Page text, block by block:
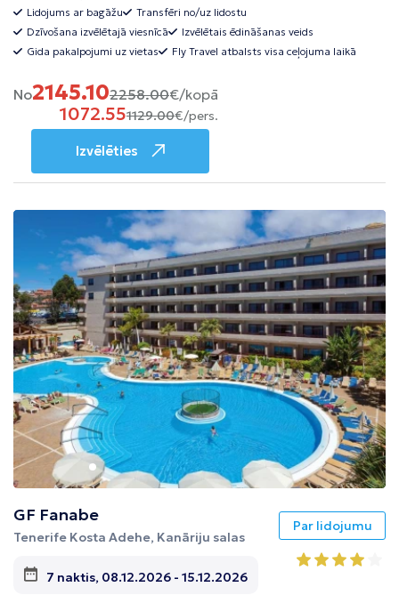
Lidojums ar bagāžu
Transfēri no/uz lidostu
Dzīvošana izvēlētajā viesnīcā
Izvēlētais ēdināšanas veids
Gida pakalpojumi uz vietas
Fly Travel atbalsts visa ceļojuma laikā
No2145.102258.00€/kopā
1072.551129.00€/pers.
Izvēlēties
GF Fanabe
Tenerife Kosta Adehe, Kanāriju salas
7 naktis, 08.12.2026 - 15.12.2026
Par lidojumu